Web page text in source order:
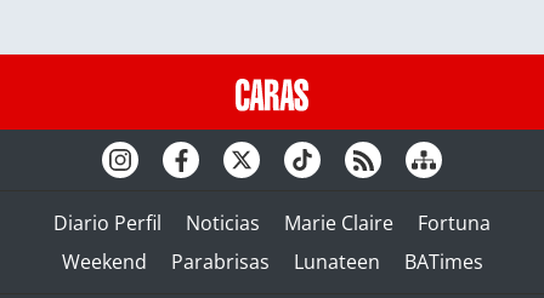
Diario Perfil Noticias Marie Claire
Fortuna
Weekend
Parabrisas Lunateen BATimes